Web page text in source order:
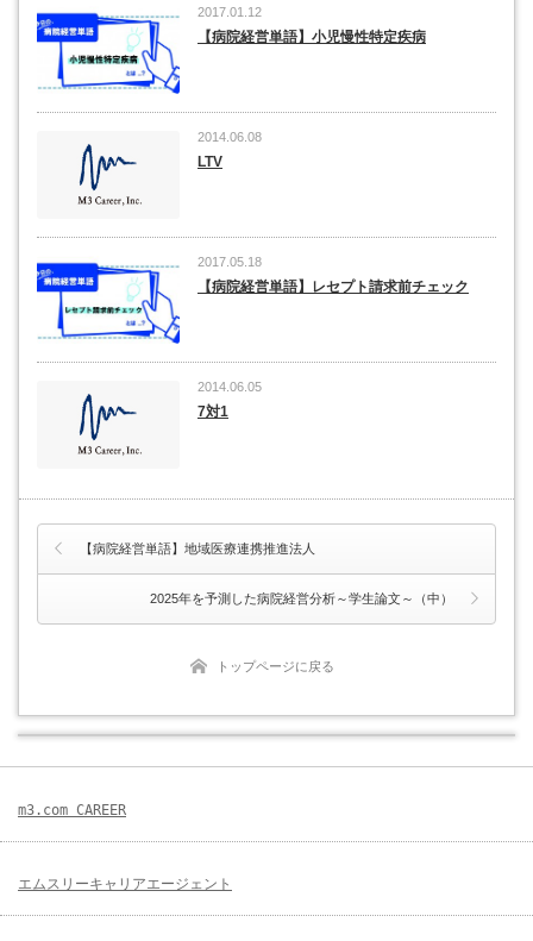
2017.01.12
【病院経営単語】小児慢性特定疾病
2014.06.08
LTV
2017.05.18
【病院経営単語】レセプト請求前チェック
2014.06.05
7対1
【病院経営単語】地域医療連携推進法人
2025年を予測した病院経営分析～学生論文～（中）
トップページに戻る
m3.com CAREER
エムスリーキャリアエージェント